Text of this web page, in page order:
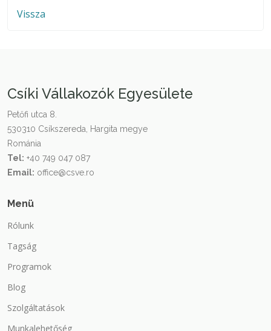
Vissza
Csíki Vállakozók Egyesülete
Petőfi utca 8.
530310 Csíkszereda, Hargita megye
Románia
Tel: +40 749 047 087
Email: office@csve.ro
Menü
Rólunk
Tagság
Programok
Blog
Szolgáltatások
Munkalehetőség